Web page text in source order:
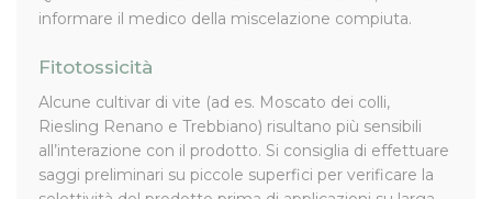
informare il medico della miscelazione compiuta.
Fitotossicità
Alcune cultivar di vite (ad es. Moscato dei colli,
Riesling Renano e Trebbiano) risultano più sensibili
all’interazione con il prodotto. Si consiglia di effettuare
saggi preliminari su piccole superfici per verificare la